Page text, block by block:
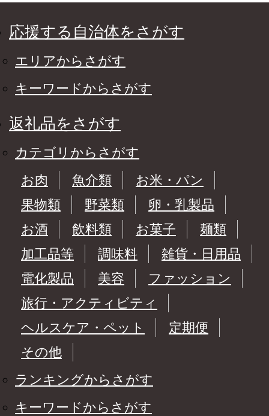
応援する自治体をさがす
エリアからさがす
キーワードからさがす
返礼品をさがす
カテゴリからさがす
お肉
魚介類
お米・パン
果物類
野菜類
卵・乳製品
お酒
飲料類 お菓子
麺類
加工品等
調味料
雑貨・日用品
電化製品
美容
ファッション
旅行・アクティビティ
ヘルスケア・ペット
定期便
その他
ランキングからさがす
キーワードからさがす